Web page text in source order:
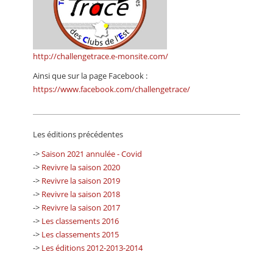
http://challengetrace.e-monsite.com/
Ainsi que sur la page Facebook :
https://www.facebook.com/challengetrace/
Les éditions précédentes
->Saison 2021 annulée - Covid
-> Revivre la saison 2020
-> Revivre la saison 2019
-> Revivre la saison 2018
-> Revivre la saison 2017
-> Les classements 2016
-> Les classements 2015
-> Les éditions 2012-2013-2014